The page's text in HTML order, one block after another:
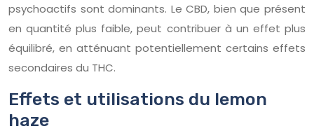
psychoactifs sont dominants. Le CBD, bien que présent
en quantité plus faible, peut contribuer à un effet plus
équilibré, en atténuant potentiellement certains effets
secondaires du THC.
Effets et utilisations du lemon
haze